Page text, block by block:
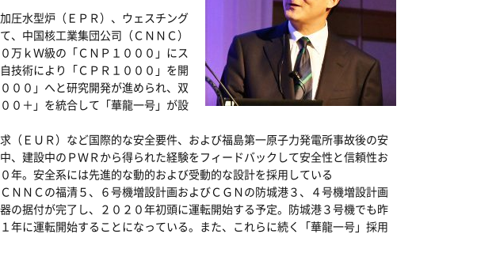
圧水型炉（ＥＰＲ）、ウェスチング
、中国核工業集団公司（ＣＮＮＣ）
万ｋＷ級の「ＣＮＰ１０００」にス
技術により「ＣＰＲ１０００」を開
００」へと研究開発が進められ、双
０＋」を統合して「華龍一号」が設
ＥＵＲ）など国際的な安全要件、および福島第一原子力発電所事故後の安
、建設中のＰＷＲから得られた経験をフィードバックして安全性と信頼性お
年。安全系には先進的な動的および受動的な設計を採用している
ＮＣの福清５、６号機増設計画およびＣＧＮの防城港３、４号機増設計画
の据付が完了し、２０２０年初頭に運転開始する予定。防城港３号機でも昨
年に運転開始することになっている。また、これらに続く「華龍一号」採用